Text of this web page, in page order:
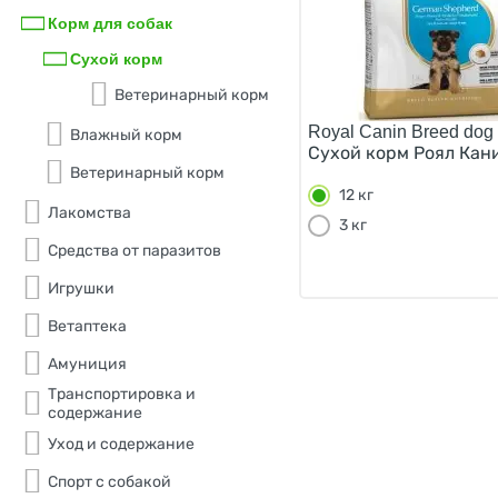
Premier
Prime
Prime Ever
Prolapa
Pronature
Purina ONE
Ranova
Rawival
Reflex
Savita
Sirius
Smart Dog
гусь
кабан
картофель
клюква
конина
лось
морковь
морошка
потрошки
Такса
Французский бульдог
Цвергшнауцер
Чихуахуа
Ши-Тцу
Корм для собак
Сухой корм
Ветеринарный корм
Влажный корм
Ветеринарный корм
Лакомства
Средства от паразитов
Игрушки
Ветаптека
Амуниция
Транспортировка и
содержание
Уход и содержание
Спорт с собакой
Royal Canin Breed dog
Сухой корм Роял
12 кг
3 кг